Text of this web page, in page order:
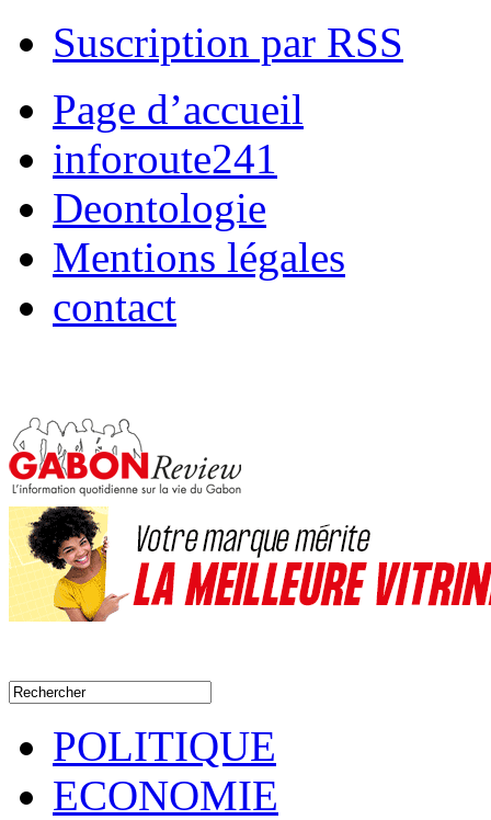
Suscription par RSS
Page d’accueil
inforoute241
Deontologie
Mentions légales
contact
POLITIQUE
ECONOMIE